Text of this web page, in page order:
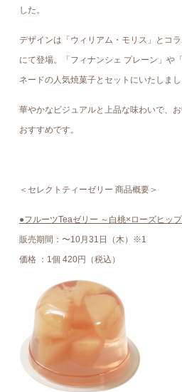
した。
デザインは「ウィリアム・モリス」とコ
にて登場。「フィナンシェ プレーン」や
ネードの人気焼菓子とセットにいたしまし
華やかなビジュアルと上品な味わいで、
おすすめです。
＜セレクトティーゼリー 商品概要＞
●フルーツTeaゼリー ～白桃×ローズヒッ
販売期間：〜10月31日（木）※1
価格 ：1個 420円（税込）